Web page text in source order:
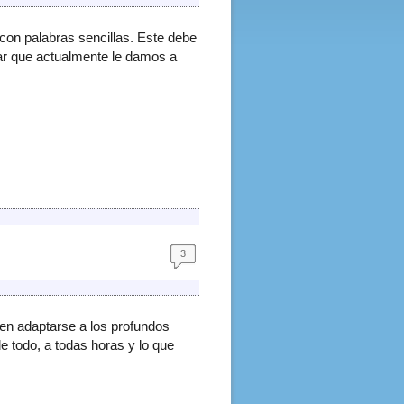
palabras sencillas. Este debe
que actualmente le damos a
3
adaptarse a los profundos
todo, a todas horas y lo que